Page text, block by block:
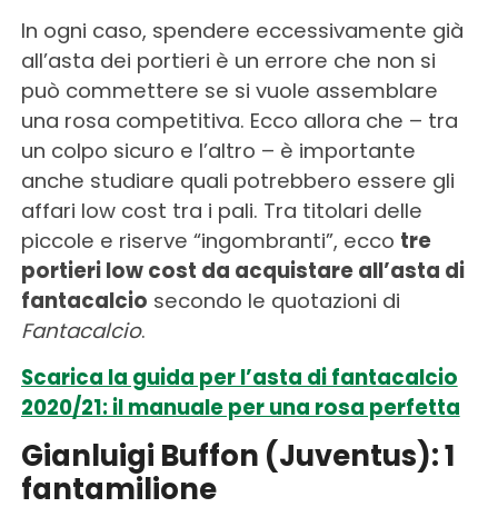
In ogni caso, spendere eccessivamente già
all’asta dei portieri è un errore che non si
può commettere se si vuole assemblare
una rosa competitiva. Ecco allora che – tra
un colpo sicuro e l’altro – è importante
anche studiare quali potrebbero essere gli
affari low cost tra i pali. Tra titolari delle
piccole e riserve “ingombranti”, ecco tre
portieri low cost da acquistare all’asta di
fantacalcio secondo le quotazioni di
Fantacalcio.
Scarica la guida per l’asta di fantacalcio
2020/21: il manuale per una rosa perfetta
Gianluigi Buffon (Juventus): 1
fantamilione